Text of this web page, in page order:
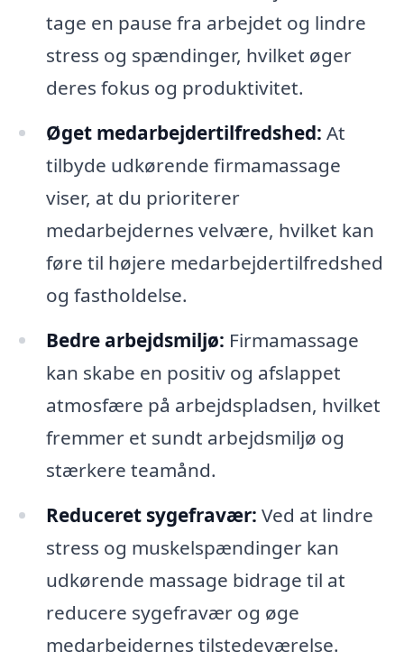
tage en pause fra arbejdet og lindre
stress og spændinger, hvilket øger
deres fokus og produktivitet.
Øget medarbejdertilfredshed: At
tilbyde udkørende firmamassage
viser, at du prioriterer
medarbejdernes velvære, hvilket kan
føre til højere medarbejdertilfredshed
og fastholdelse.
Bedre arbejdsmiljø: Firmamassage
kan skabe en positiv og afslappet
atmosfære på arbejdspladsen, hvilket
fremmer et sundt arbejdsmiljø og
stærkere teamånd.
Reduceret sygefravær: Ved at lindre
stress og muskelspændinger kan
udkørende massage bidrage til at
reducere sygefravær og øge
medarbejdernes tilstedeværelse.